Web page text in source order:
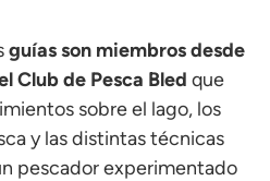
guías son miembros desde
Club de Pesca Bled que
sobre el lago, los
y las distintas técnicas
pescador experimentado